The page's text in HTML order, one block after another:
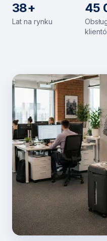
38+
Lat na rynku
45